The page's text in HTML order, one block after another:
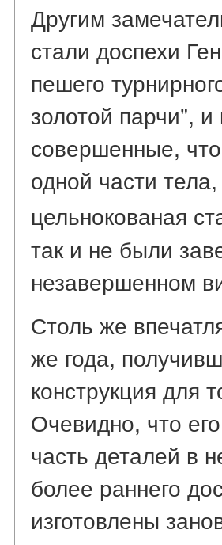
Другим
стали доспехи
пешего
золотой парчи", и
совершенные,
одной части
цельнокованая
так и не были
незавершенном
Столь же
же года,
конструкция для
Очевидно, что
часть деталей в
более раннего
изготовлены